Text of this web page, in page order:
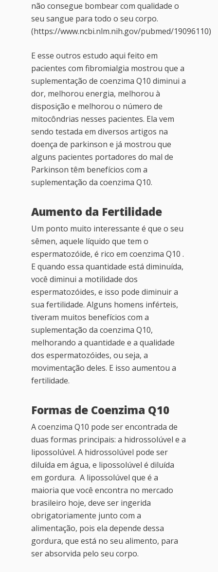
não consegue bombear com qualidade o
seu sangue para todo o seu corpo.
(https://www.ncbi.nlm.nih.gov/pubmed/19096110)
E esse outros estudo aqui feito em
pacientes com fibromialgia mostrou que a
suplementação de coenzima Q10 diminui a
dor, melhorou energia, melhorou à
disposição e melhorou o número de
mitocôndrias nesses pacientes. Ela vem
sendo testada em diversos artigos na
doença de parkinson e já mostrou que
alguns pacientes portadores do mal de
Parkinson têm benefícios com a
suplementação da coenzima Q10.
Aumento da Fertilidade
Um ponto muito interessante é que o seu
sêmen, aquele líquido que tem o
espermatozóide, é rico em coenzima Q10 .
E quando essa quantidade está diminuída,
você diminui a motilidade dos
espermatozóides, e isso pode diminuir a
sua fertilidade. Alguns homens inférteis,
tiveram muitos benefícios com a
suplementação da coenzima Q10,
melhorando a quantidade e a qualidade
dos espermatozóides, ou seja, a
movimentação deles. E isso aumentou a
fertilidade.
Formas de Coenzima Q10
A coenzima Q10 pode ser encontrada de
duas formas principais: a hidrossolúvel e a
lipossolúvel. A hidrossolúvel pode ser
diluída em água, e lipossolúvel é diluída
em gordura. A lipossolúvel que é a
maioria que você encontra no mercado
brasileiro hoje, deve ser ingerida
obrigatoriamente junto com a
alimentação, pois ela depende dessa
gordura, que está no seu alimento, para
ser absorvida pelo seu corpo.